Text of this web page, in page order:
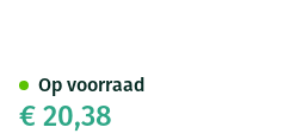
€ 20,38
Op voorraad